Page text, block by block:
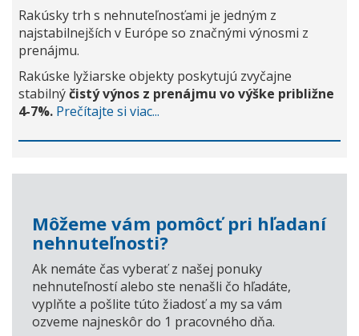
Rakúsky trh s nehnuteľnosťami je jedným z
najstabilnejších v Európe so značnými výnosmi z
prenájmu.
Rakúske lyžiarske objekty poskytujú zvyčajne
stabilnýčistý výnos z prenájmu vo výške približne
4-7%. Prečítajte si viac...
Môžeme vám pomôcť pri hľadaní
nehnuteľnosti?
Ak nemáte čas vyberať z našej ponuky
nehnuteľností alebo ste nenašli čo hľadáte,
vyplňte a pošlite túto žiadosť a my sa vám
ozveme najneskôr do 1 pracovného dňa.